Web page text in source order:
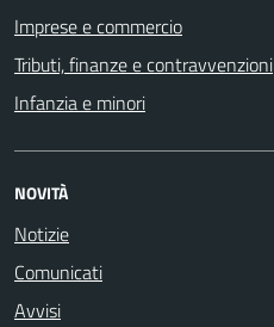
Imprese e commercio
Tributi, finanze e contravvenzioni
Infanzia e minori
NOVITÀ
Notizie
Comunicati
Avvisi